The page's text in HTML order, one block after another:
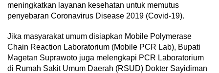
meningkatkan layanan kesehatan untuk memutus
penyebaran Coronavirus Disease 2019 (Covid-19).
Jika masyarakat umum disiapkan Mobile Polymerase
Chain Reaction Laboratorium (Mobile PCR Lab), Bupati
Magetan Suprawoto juga melengkapi PCR Laboratorium
di Rumah Sakit Umum Daerah (RSUD) Dokter Sayidiman